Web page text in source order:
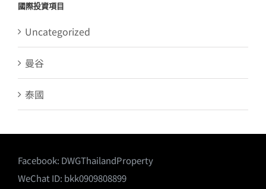
國際投資項目
Uncategorized
曼谷
泰國
Facebook: DWGThailandProperty
WeChat ID: bkk0909808899